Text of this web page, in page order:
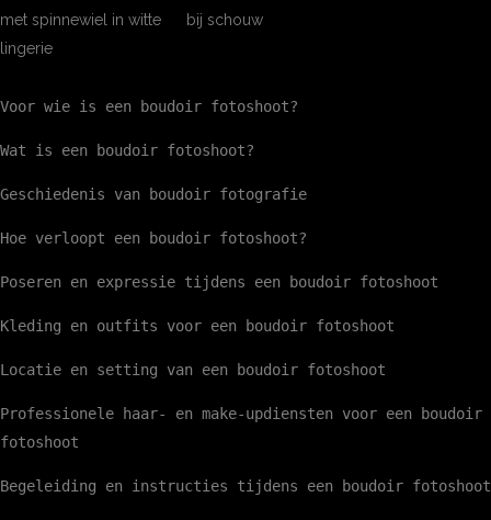
Voor wie is een boudoir fotoshoot?
Wat is een boudoir fotoshoot?
Geschiedenis van boudoir fotografie
Hoe verloopt een boudoir fotoshoot?
Poseren en expressie tijdens een boudoir fotoshoot
Kleding en outfits voor een boudoir fotoshoot
Locatie en setting van een boudoir fotoshoot
Professionele haar- en make-updiensten voor een boudoir
fotoshoot
Begeleiding en instructies tijdens een boudoir fotoshoot